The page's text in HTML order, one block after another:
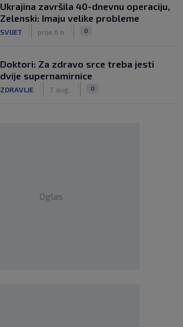
Ukrajina završila 40-dnevnu operaciju,
Zelenski: Imaju velike probleme
SVIJET prije 6 h 0
Doktori: Za zdravo srce treba jesti
dvije supernamirnice
ZDRAVLJE 7. aug. 0
Oglas